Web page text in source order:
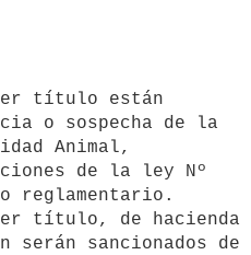
o sospecha de la
Animal,
de la ley Nº
reglamentario.
sancionados de